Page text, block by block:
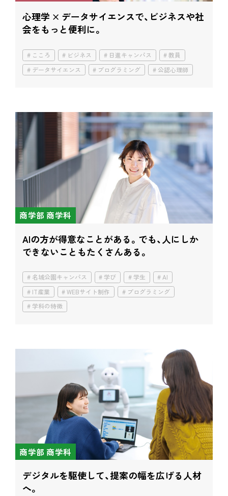
心理学 × データサイエンスで、 ビジネスや社
会をもっと便利に。
こころ ビジネス 日進キャンパス
教員
データサイエンス
プログラミング 公認心理師
商学部 商学科
AIの方が得意なことがある。 でも、人にしか
できないこともたくさんある。
名城公園キャンパス 学び 学生
AI
IT産業
WEBサイト制作
プログラミング
学科の特徴
商学部 商学科
デジタルを駆使して、提案の幅を広げる人材
へ。